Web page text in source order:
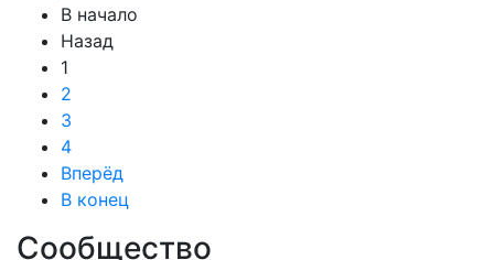
В начало
Назад
1
2
3
4
Вперёд
В конец
Сообщество